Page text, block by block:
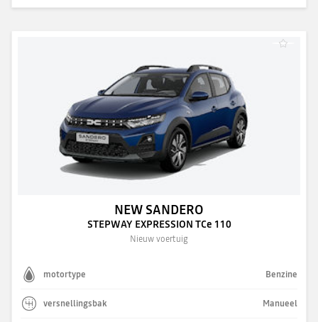
NEW SANDERO
STEPWAY EXPRESSION TCe 110
Nieuw voertuig
motortype Benzine
versnellingsbak Manueel